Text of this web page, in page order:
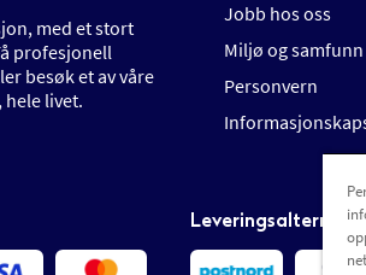
med et stort
profesjonell
besøk et av våre
hele livet.
Jobb hos oss
Miljø og samfunn
Personvern